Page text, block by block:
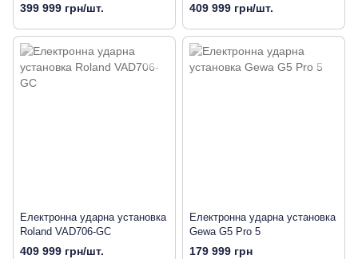
399 999 грн/шт. 409 999 грн/шт.
Електронна ударна установка
Roland VAD706-GC
409 999 грн/шт.
Електронна ударна установка
Gewa G5 Pro 5
179 999 грн